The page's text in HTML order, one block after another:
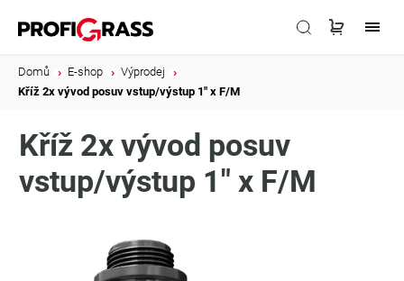
Domů E-shop Výprodej
Kříž 2x vývod posuv vstup/výstup 1" x F/M
Kříž 2x vývod posuv
vstup/výstup 1" x F/M